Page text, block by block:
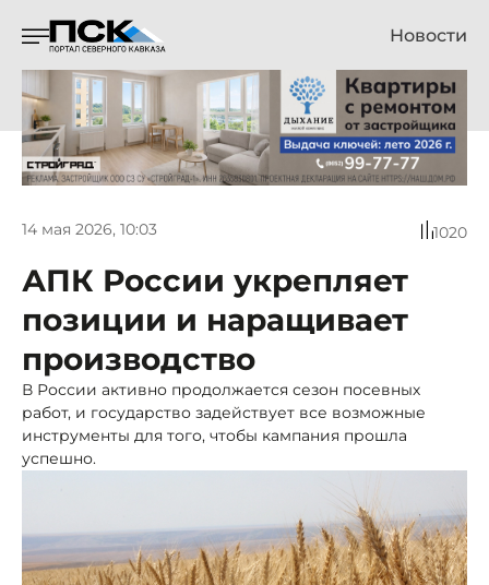
Новости
14 мая 2026, 10:03 1020
АПК России укрепляет
позиции и наращивает
производство
В России активно продолжается сезон посевных
работ, и государство задействует все возможные
инструменты для того, чтобы кампания прошла
успешно.